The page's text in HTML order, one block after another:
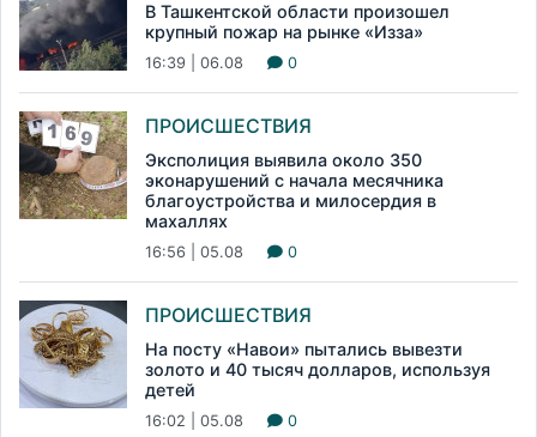
В Ташкентской области произошел
крупный пожар на рынке «Изза»
16:39 | 06.08 0
ПРОИСШЕСТВИЯ
Эксполиция выявила около 350
эконарушений с начала месячника
благоустройства и милосердия в
махаллях
16:56 | 05.08 0
ПРОИСШЕСТВИЯ
На посту «Навои» пытались вывезти
золото и 40 тысяч долларов, используя
детей
16:02 | 05.08 0